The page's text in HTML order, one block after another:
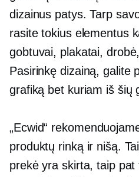
dizainus patys. Tarp
rasite tokius elementus
gobtuvai, plakatai,
Pasirinkę dizainą, galite
grafiką bet kuriam iš šių
„Ecwid“
produktų rinką ir nišą.
prekė yra skirta, taip pat